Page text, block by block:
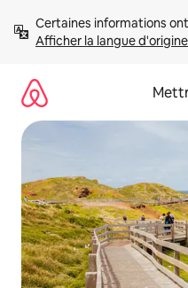
directement
Afficher la langue d'origine